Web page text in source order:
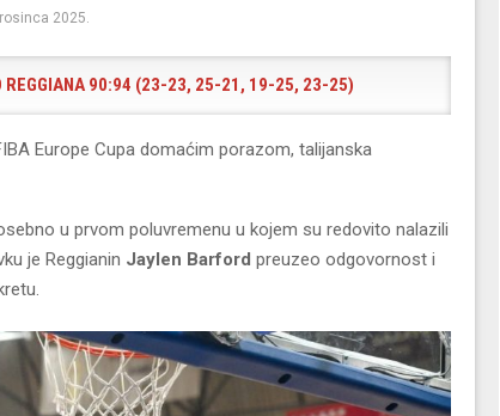
2025.
REGGIANA 90:94 (23-23, 25-21, 19-25, 23-25)
Europe Cupa domaćim porazom, talijanska
u prvom poluvremenu u kojem su redovito nalazili
je Reggianin Jaylen Barford preuzeo odgovornost i